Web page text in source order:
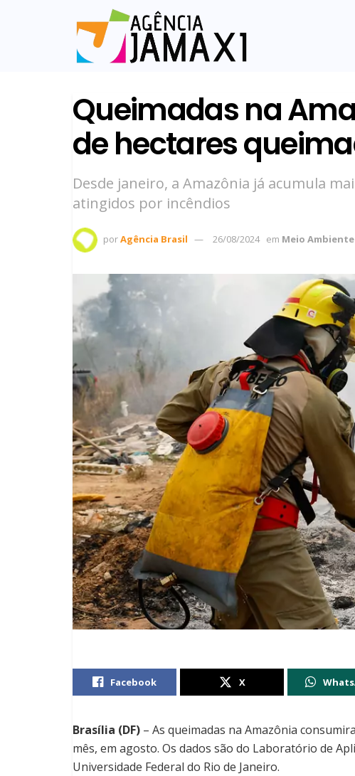
Queimadas na
de hectares
Desde janeiro, a Amazônia já acumula
atingidos por incêndios
porAgência Brasil 26/08/2024 em Meio Ambiente
Facebook X
Brasília (DF) – As queimadas na Amazônia
mês, em agosto. Os dados são do Laboratório de
Universidade Federal do Rio de Janeiro.